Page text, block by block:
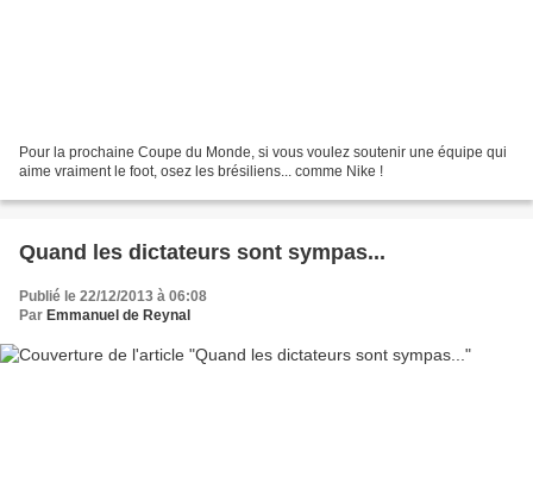
Pour la prochaine Coupe du Monde, si vous voulez soutenir une équipe qui
aime vraiment le foot, osez les brésiliens... comme Nike !
Quand les dictateurs sont sympas...
Publié le 22/12/2013 à 06:08
Par Emmanuel de Reynal